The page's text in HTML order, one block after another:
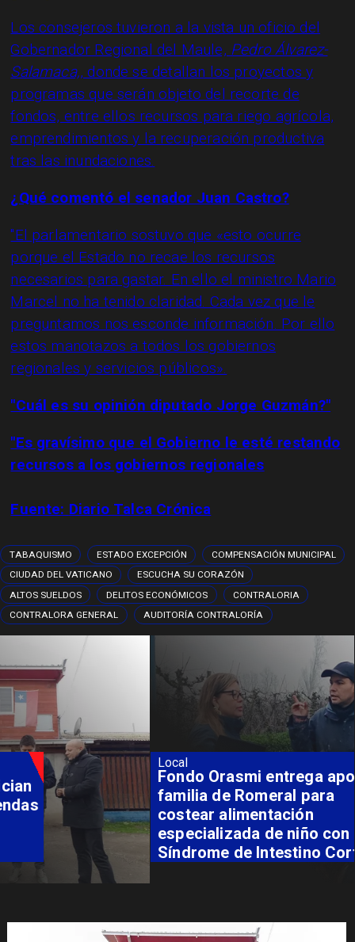
Los consejeros tuvieron a la vista un oficio del
Gobernador Regional del Maule, Pedro Álvarez-
Salamaca,, donde se detallan los proyectos y
programas que serán objeto del recorte de
fondos, entre ellos recursos para riego agrícola,
emprendimientos y la recuperación productiva
tras las inundaciones.
¿Qué comentó el senador Juan Castro?
"El parlamentario sostuvo que «esto ocurre
porque el Estado no recae los recursos
necesarios para gastar. En ello el ministro Mario
Marcel no ha tenido claridad. Cada vez que le
preguntamos nos esconde información. Por ello
estos manotazos a todos los gobiernos
regionales y servicios públicos».
"Cuál es su opinión diputado Jorge Guzmán?"
"Es gravísimo que el Gobierno le esté restando
recursos a los gobiernos regionales
Fuente: Diario Talca Crónica
TABAQUISMO ESTADO EXCEPCIÓN
COMPENSACIÓN MUNICIPAL
CIUDAD DEL VATICANO
ESCUCHA SU CORAZÓN
ALTOS SUELDOS
DELITOS ECONÓMICOS
CONTRALORIA
CONTRALORA GENERAL
AUDITORÍA CONTRALORÍA
Local
Fondo Orasmi entrega apoyo a
familia de Romeral para
costear alimentación
especializada de niño con
Síndrome de Intestino Corto